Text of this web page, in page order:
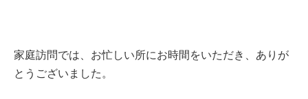
家庭訪問では、お忙しい所にお時間をいただき、ありが
とうございました。